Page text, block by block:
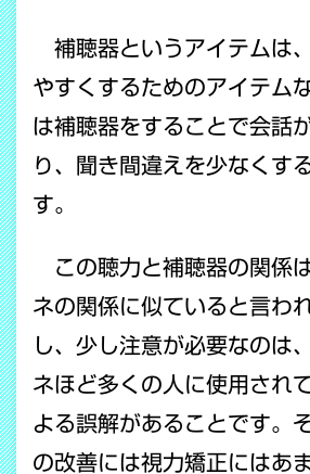
補聴器というアイテムは
やすくするためのアイテム
は補聴器をすることで会話
り、聞き間違えを少なくす
す。
この聴力と補聴器の関係
ネの関係に似ていると言わ
し、少し注意が必要なのは
ネほど多くの人に使用され
よる誤解があることです。
の改善には視力矯正にはあ